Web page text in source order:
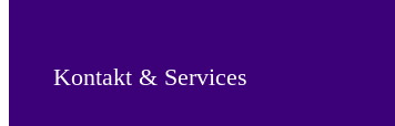
Kontakt & Services